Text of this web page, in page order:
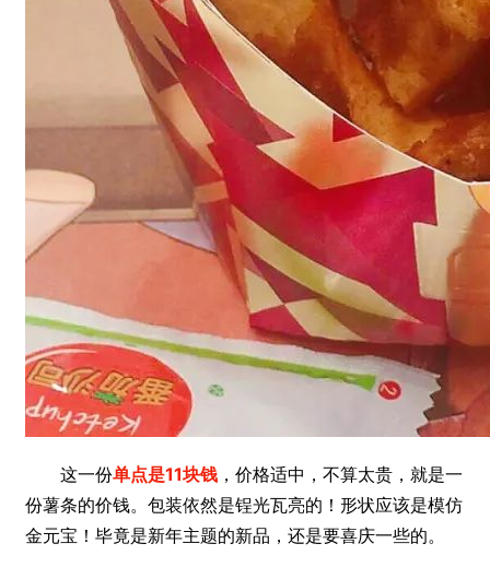
这一份单点是11块钱 ，价格适中，不算太贵，就是一
份薯条的价钱。包装依然是锃光瓦亮的！形状应该是模仿
金元宝！毕竟是新年主题的新品，还是要喜庆一些的。